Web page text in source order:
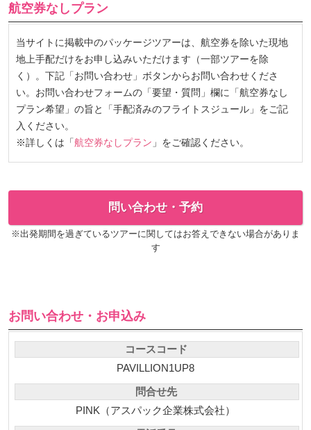
航空券なしプラン
当サイトに掲載中のパッケージツアーは、航空券を除いた現地
地上手配だけをお申し込みいただけます（一部ツアーを除
く）。下記「お問い合わせ」ボタンからお問い合わせくださ
い。お問い合わせフォームの「要望・質問」欄に「航空券なし
プラン希望」の旨と「手配済みのフライトスジュール」をご記
入ください。
※詳しくは「航空券なしプラン 」をご確認ください。
問い合わせ・予約
※出発期間を過ぎているツアーに関してはお答えできない場合がありま
す
お問い合わせ・お申込み
コースコード
PAVILLION1UP8
問合せ先
PINK（アスパック企業株式会社）